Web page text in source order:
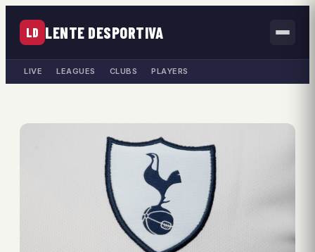
LD LENTE DESPORTIVA
LIVE LEAGUES CLUBS PLAYERS